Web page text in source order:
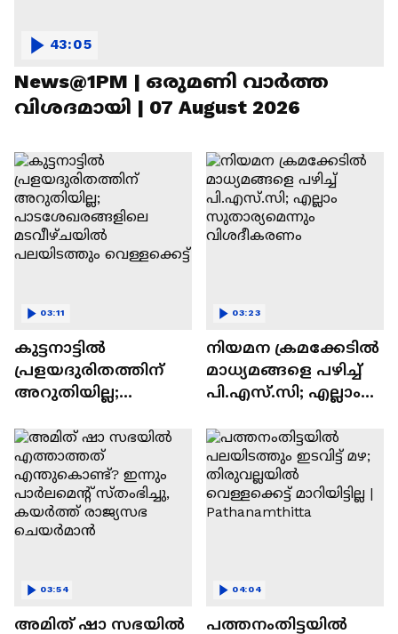
News@1PM | ഒരുമണി വാർത്ത
വിശദമായി | 07 August 2026
43:05
കുട്ടനാട്ടിൽ
പ്രളയദുരിതത്തിന്
അറുതിയില്ല;
മടവീഴ്ചയിൽ
പലയിടത്തും
വെള്ളക്കെട്ട്
03:11
നിയമന ക്രമക്കേടിൽ
മാധ്യമങ്ങളെ പഴിച്ച്
പി.എസ്.സി; എല്ലാം
വിശദീകരണം
03:23
അമിത് ഷാ സഭയിൽ
03:54
പത്തനംതിട്ടയിൽ
04:04